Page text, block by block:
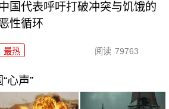
国代表呼吁打破冲突与饥饿的
性循环
最热 阅读 79763
心声”